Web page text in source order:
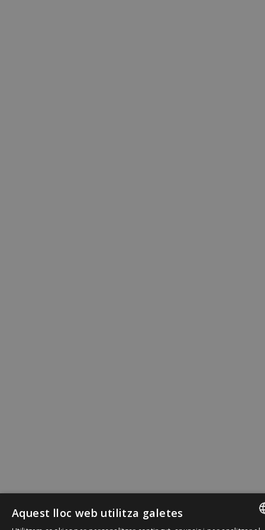
Aquest lloc web utilitza galetes